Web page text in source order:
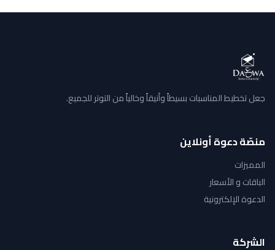
جعل تخطيط المناسبات بسيطاً وأنيقاً وخالياً من التوتر للجميع.
منصّة دعوة أونلاين
المميزات
الباقات و الأسعار
الدعوة الإلكترونية
الشركة